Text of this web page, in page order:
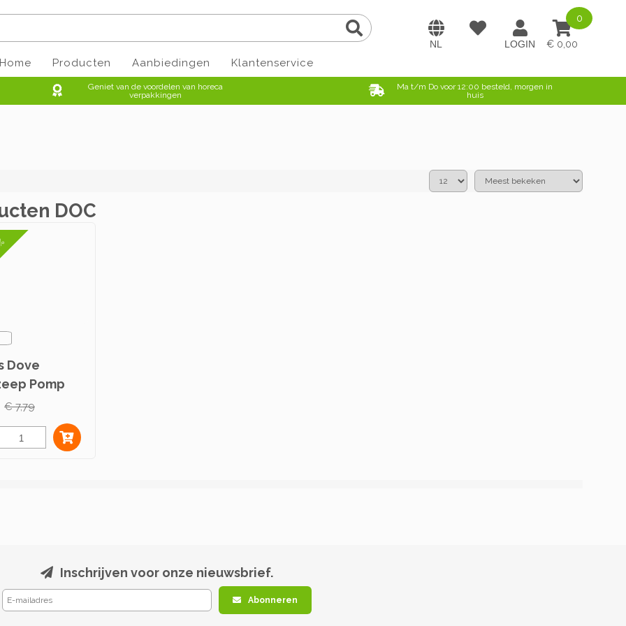
0,00
0
Home Producten Aanbiedingen Klantenservice
Geniet van de voordelen van horeca
verpakkingen
Ma t/m Do voor 12:00 besteld, morgen in
huis
DOC
Dove
Pomp
Fresh
€ 7,79
Inschrijven voor onze nieuwsbrief.
Abonneren